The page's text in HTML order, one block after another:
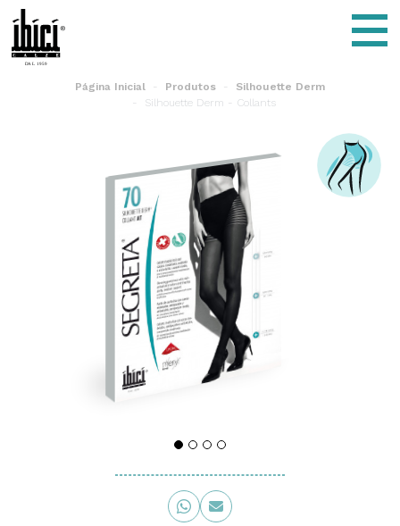
Menu
Página Inicial Produtos
Silhouette Derm
Silhouette Derm - Collants
Silhouette Derm - Collants